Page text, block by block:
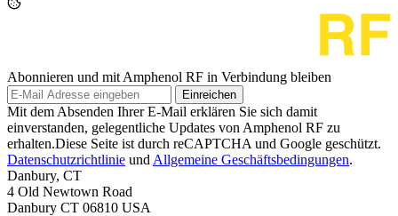
Abonnieren und mit Amphenol RF in Verbindung bleiben
Einreichen
Mit dem Absenden Ihrer E-Mail erklären Sie sich damit
einverstanden, gelegentliche Updates von Amphenol RF zu
erhalten.Diese Seite ist durch reCAPTCHA und Google geschützt.
Datenschutzrichtlinie und Allgemeine Geschäftsbedingungen.
Danbury, CT
4 Old Newtown Road
Danbury CT 06810 USA